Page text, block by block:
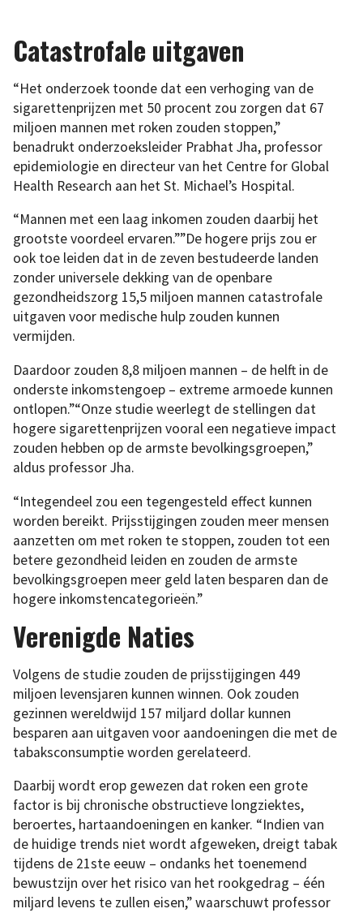
Catastrofale uitgaven
“Het onderzoek toonde dat een verhoging van de
sigarettenprijzen met 50 procent zou zorgen dat 67
miljoen mannen met roken zouden stoppen,”
benadrukt onderzoeksleider Prabhat Jha, professor
epidemiologie en directeur van het Centre for Global
Health Research aan het St. Michael’s Hospital.
“Mannen met een laag inkomen zouden daarbij het
grootste voordeel ervaren.””De hogere prijs zou er
ook toe leiden dat in de zeven bestudeerde landen
zonder universele dekking van de openbare
gezondheidszorg 15,5 miljoen mannen catastrofale
uitgaven voor medische hulp zouden kunnen
vermijden.
Daardoor zouden 8,8 miljoen mannen – de helft in de
onderste inkomstengoep – extreme armoede kunnen
ontlopen.”“Onze studie weerlegt de stellingen dat
hogere sigarettenprijzen vooral een negatieve impact
zouden hebben op de armste bevolkingsgroepen,”
aldus professor Jha.
“Integendeel zou een tegengesteld effect kunnen
worden bereikt. Prijsstijgingen zouden meer mensen
aanzetten om met roken te stoppen, zouden tot een
betere gezondheid leiden en zouden de armste
bevolkingsgroepen meer geld laten besparen dan de
hogere inkomstencategorieën.”
Verenigde Naties
Volgens de studie zouden de prijsstijgingen 449
miljoen levensjaren kunnen winnen. Ook zouden
gezinnen wereldwijd 157 miljard dollar kunnen
besparen aan uitgaven voor aandoeningen die met de
tabaksconsumptie worden gerelateerd.
Daarbij wordt erop gewezen dat roken een grote
factor is bij chronische obstructieve longziektes,
beroertes, hartaandoeningen en kanker. “Indien van
de huidige trends niet wordt afgeweken, dreigt tabak
tijdens de 21ste eeuw – ondanks het toenemend
bewustzijn over het risico van het rookgedrag – één
miljard levens te zullen eisen,” waarschuwt professor